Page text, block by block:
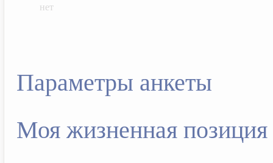
нет
Параметры анкеты
Моя жизненная позиция